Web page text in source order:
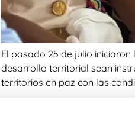
El pasado 25 de julio
desarrollo territorial sean
territorios en paz con las